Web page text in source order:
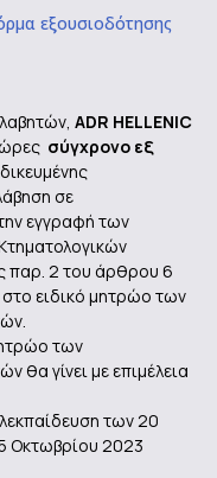
εξουσιοδότησης
ADR HELLENIC
σύγχρονο εξ
σε
εγγραφή των
παρ. 2 του άρθρου 6
ειδικό μητρώο των
των
θα γίνει με επιμέλεια
των 20
Οκτωβρίου 2023